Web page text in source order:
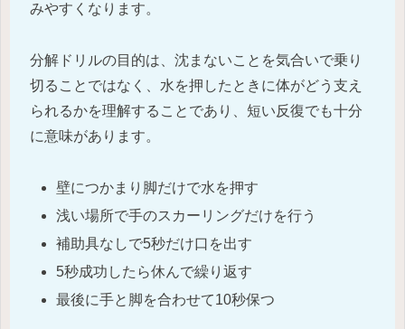
みやすくなります。
分解ドリルの目的は、沈まないことを気合いで乗り
切ることではなく、水を押したときに体がどう支え
られるかを理解することであり、短い反復でも十分
に意味があります。
壁につかまり脚だけで水を押す
浅い場所で手のスカーリングだけを行う
補助具なしで5秒だけ口を出す
5秒成功したら休んで繰り返す
最後に手と脚を合わせて10秒保つ